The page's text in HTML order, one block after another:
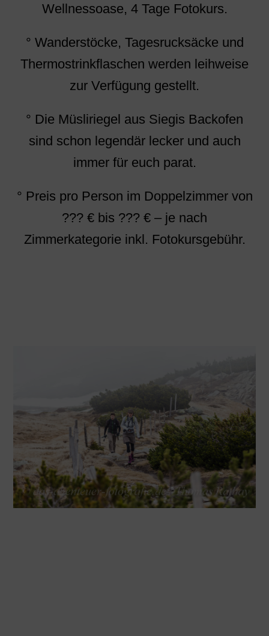
Wellnessoase, 4 Tage Fotokurs.
° Wanderstöcke, Tagesrucksäcke und
Thermostrinkflaschen werden leihweise
zur Verfügung gestellt.
° Die Müsliriegel aus Siegis Backofen
sind schon legendär lecker und auch
immer für euch parat.
° Preis pro Person im Doppelzimmer von
??? € bis ??? € – je nach
Zimmerkategorie inkl. Fotokursgebühr.